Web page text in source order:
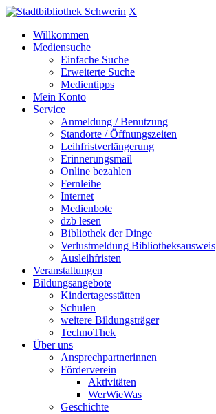
X
Willkommen
Mediensuche
Einfache Suche
Erweiterte Suche
Medientipps
Mein Konto
Service
Anmeldung / Benutzung
Standorte / Öffnungszeiten
Leihfristverlängerung
Erinnerungsmail
Online bezahlen
Fernleihe
Internet
Medienbote
dzb lesen
Bibliothek der Dinge
Verlustmeldung Bibliotheksausweis
Ausleihfristen
Veranstaltungen
Bildungsangebote
Kindertagesstätten
Schulen
weitere Bildungsträger
TechnoThek
Über uns
Ansprechpartnerinnen
Förderverein
Aktivitäten
WerWieWas
Geschichte